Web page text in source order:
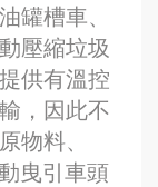
罐槽車、
壓縮垃圾
供有溫控
，因此不
物料、
曳引車頭